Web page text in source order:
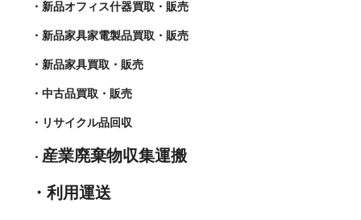
・新品オフィス什器買取・販売
・新品家具家電製品買取・販売
・新品家具買取・販売
・中古品買取・販売
・リサイクル品回収
・ 産業廃棄物収集運搬
・利用運送